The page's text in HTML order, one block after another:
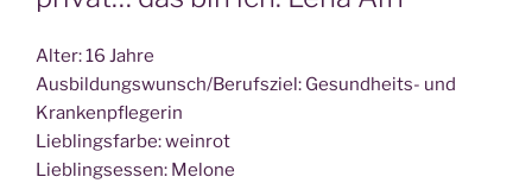
Alter: 16 Jahre
Ausbildungswunsch/Berufsziel: Gesund­heits- und
Krankenpflegerin
Lieb­lings­far­be: weinrot
Lieb­lings­es­sen: Melone